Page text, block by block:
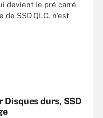
devient le pré carré
de SSD QLC, n’est
Disques durs, SSD